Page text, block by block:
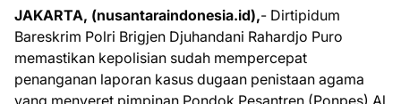
JAKARTA, (nusantaraindonesia.id),- Dirtipidum
Bareskrim Polri Brigjen Djuhandani Rahardjo Puro
memastikan kepolisian sudah mempercepat
penanganan laporan kasus dugaan penistaan agama
yang menyeret pimpinan Pondok Pesantren (Ponpes) Al